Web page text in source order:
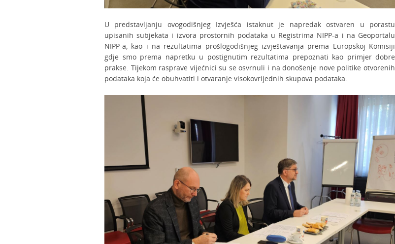
U predstavljanju ovogodišnjeg Izvješća istaknut je napredak ostvaren u porastu
upisanih subjekata i izvora prostornih podataka u Registrima NIPP-a i na Geoportalu
NIPP-a, kao i na rezultatima prošlogodišnjeg izvještavanja prema Europskoj Komisiji
gdje smo prema napretku u postignutim rezultatima prepoznati kao primjer dobre
prakse. Tijekom rasprave vijećnici su se osvrnuli i na donošenje nove politike otvorenih
podataka koja će obuhvatiti i otvaranje visokovrijednih skupova podataka.